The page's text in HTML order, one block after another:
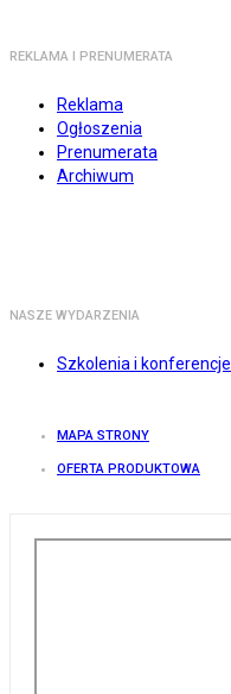
REKLAMA I PRENUMERATA
Reklama
Ogłoszenia
Prenumerata
Archiwum
NASZE WYDARZENIA
Szkolenia i konferencje
MAPA STRONY
OFERTA PRODUKTOWA